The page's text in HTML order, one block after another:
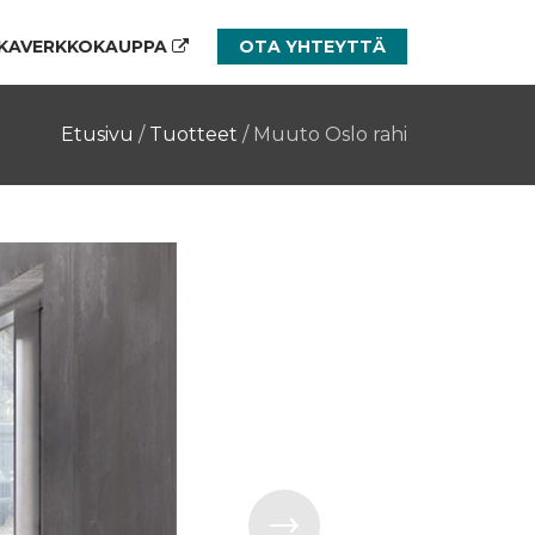
OTA YHTEYTTÄ
Etusivu / Tuotteet / Muuto Oslo rahi